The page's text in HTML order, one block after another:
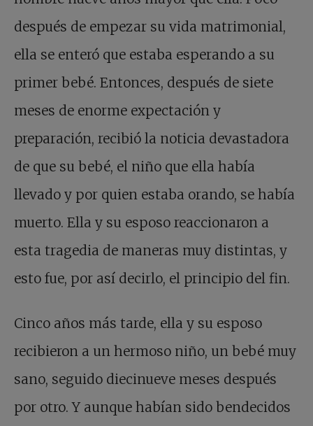
después de empezar su vida matrimonial,
ella se enteró que estaba esperando a su
primer bebé. Entonces, después de siete
meses de enorme expectación y
preparación, recibió la noticia devastadora
de que su bebé, el niño que ella había
llevado y por quien estaba orando, se había
muerto. Ella y su esposo reaccionaron a
esta tragedia de maneras muy distintas, y
esto fue, por así decirlo, el principio del fin.
Cinco años más tarde, ella y su esposo
recibieron a un hermoso niño, un bebé muy
sano, seguido diecinueve meses después
por otro. Y aunque habían sido bendecidos